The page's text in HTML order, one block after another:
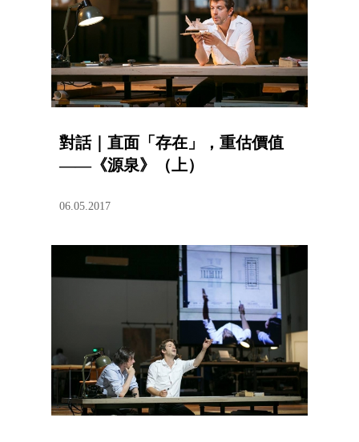
對話｜直面「存在」，重估價值
——《源泉》（上）
06.05.2017